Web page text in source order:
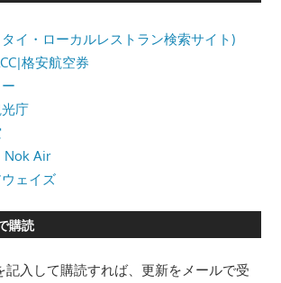
イ・ローカルレストラン検索サイト)
格安航空券
庁
Nok Air
ェイズ
購読
記入して購読すれば、更新をメールで受